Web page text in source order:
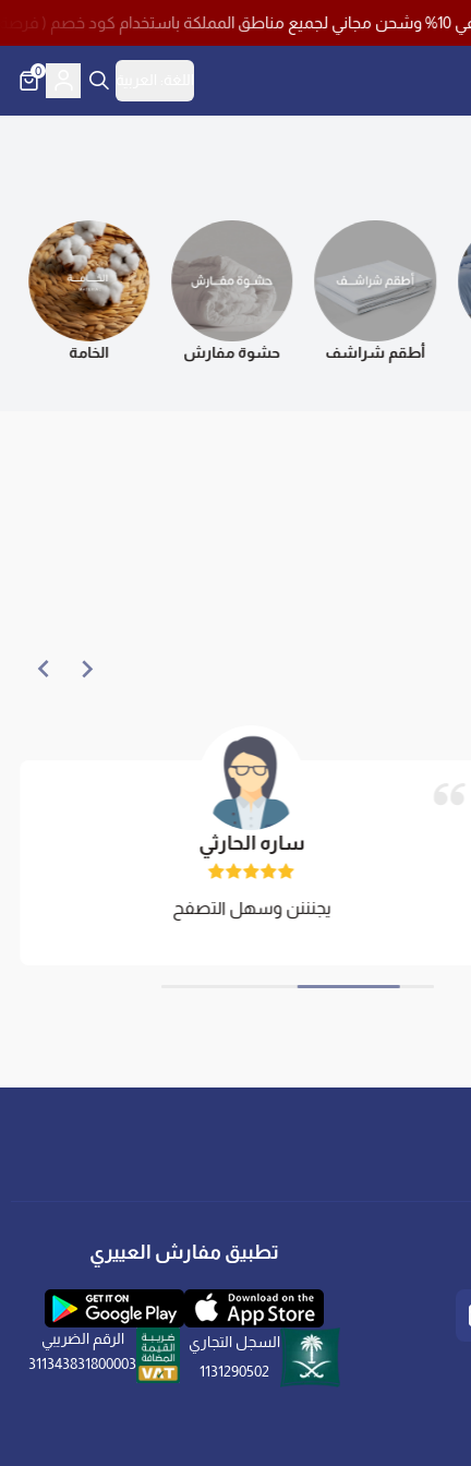
0
أطقم شراشف حشوة مفارش الخامة
ساره الحارثي
يجنننن وسهل التصفح
تطبيق مفارش العييري
السجل التجاري
1131290502
الرقم الضريبي
311343831800003